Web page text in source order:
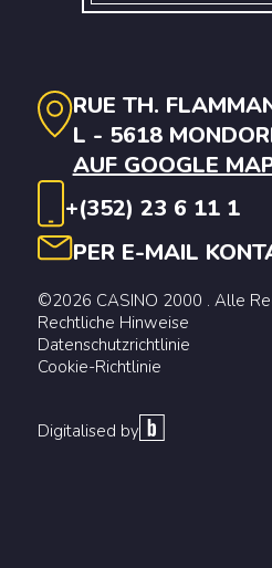
RUE TH.
L - 5618
AUF GOOGLE
+(352) 23 6 11 1
PER E-MAIL
©2026 CASINO 2000 . Alle
Rechtliche Hinweise
Datenschutzrichtlinie
Cookie-Richtlinie
Digitalised by